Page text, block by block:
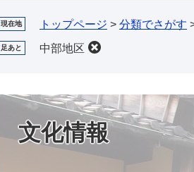
現在地 トップページ > 分類でさがす
足あと 中部地区
文化情報